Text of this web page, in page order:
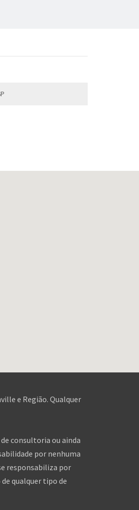
e Região. Qualquer
consultoria ou ainda
por nenhuma
responsabiliza por
qualquer tipo de